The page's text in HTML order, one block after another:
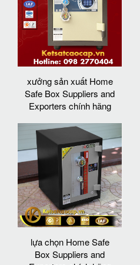
xưởng sản xuất Home
Safe Box Suppliers and
Exporters chính hãng
lựa chọn Home Safe
Box Suppliers and